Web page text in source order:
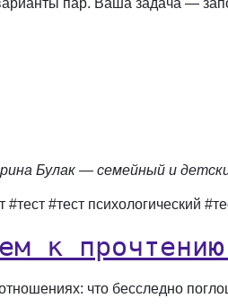
пар. Ваша задача —
Булак — семейный и
#тест #тест
к
что бесследно